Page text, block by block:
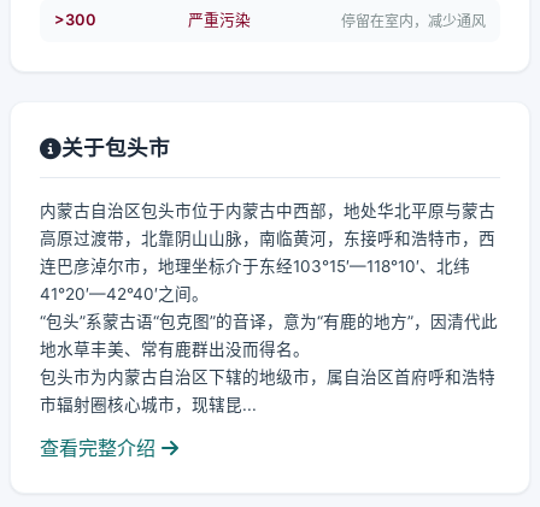
>300 严重污染 停留在室内，减少通风
关于包头市
内蒙古自治区包头市位于内蒙古中西部，地处华北平原与蒙古
高原过渡带，北靠阴山山脉，南临黄河，东接呼和浩特市，西
连巴彦淖尔市，地理坐标介于东经103°15′—118°10′、北纬
41°20′—42°40′之间。
“包头”系蒙古语“包克图”的音译，意为“有鹿的地方”，因清代此
地水草丰美、常有鹿群出没而得名。
包头市为内蒙古自治区下辖的地级市，属自治区首府呼和浩特
市辐射圈核心城市，现辖昆...
查看完整介绍